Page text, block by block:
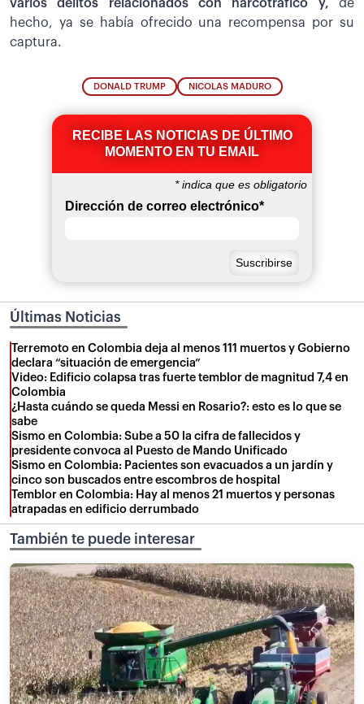
varios delitos relacionados con narcotráfico y, de
hecho, ya se había ofrecido una recompensa por su
captura.
DONALD TRUMP NICOLAS MADURO
RECIBE LAS NOTICIAS DE ÚLTIMO
MOMENTO EN TU EMAIL
*indica que es obligatorio
Dirección de correo electrónico*
Últimas Noticias
Terremoto en Colombia deja al menos 111 muertos y Gobierno
declara “situación de emergencia”
Video: Edificio colapsa tras fuerte temblor de magnitud 7,4 en
Colombia
¿Hasta cuándo se queda Messi en Rosario?: esto es lo que se
sabe
Sismo en Colombia: Sube a 50 la cifra de fallecidos y
presidente convoca al Puesto de Mando Unificado
Sismo en Colombia: Pacientes son evacuados a un jardín y
cinco son buscados entre escombros de hospital
Temblor en Colombia: Hay al menos 21 muertos y personas
atrapadas en edificio derrumbado
También te puede interesar